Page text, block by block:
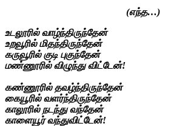
(எந்த…)
உடலூரில் வாழ்ந்திருந்தேன்
உறவூரில் மிதந்திருந்தேன்
கருவூரில் குடி புகுந்தேன்
மண்ணூரில் விழுந்து விட்டேன்!
கண்ணூரில் தவழ்ந்திருந்தேன்
கையூரில் வளர்ந்திருந்தேன்
காலூரில் நடந்து வந்தேன்
காளையூர் வந்துவிட்டேன்!